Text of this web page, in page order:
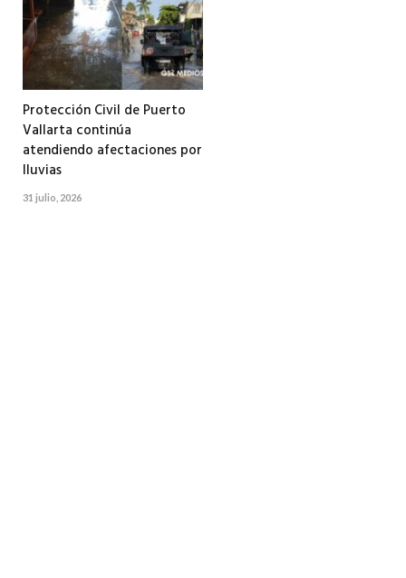
Protección Civil de Puerto
Vallarta continúa
atendiendo afectaciones por
lluvias
31 julio, 2026